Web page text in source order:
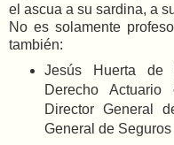
el ascua a su sardina, a
No es solamente
también:
Jesús Huerta de
Derecho
Director General
General de Seguros